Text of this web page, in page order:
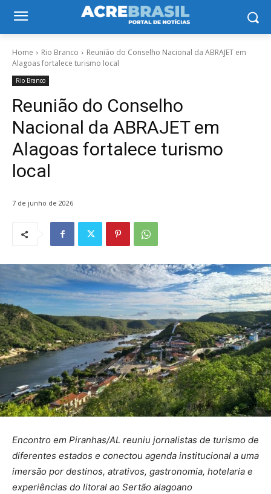
Home Rio Branco
Reunião do Conselho Nacional da ABRAJET em
Alagoas fortalece turismo local
Rio Branco
Reunião do Conselho
Nacional da ABRAJET em
Alagoas fortalece turismo
local
7 de junho de 2026
Encontro em Piranhas/AL reuniu jornalistas de turismo de
diferentes estados e conectou agenda institucional a uma
imersão por destinos, atrativos, gastronomia, hotelaria e
experiências do litoral ao Sertão alagoano